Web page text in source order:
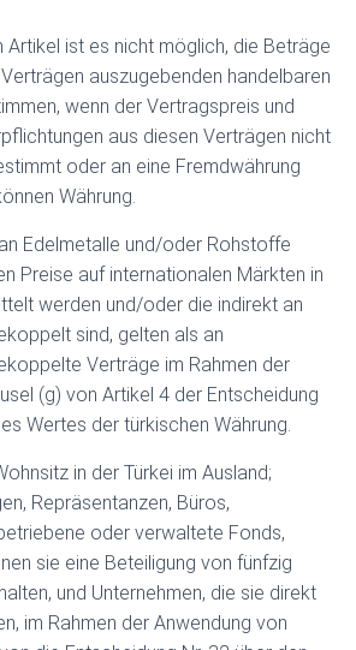
Artikel ist es nicht möglich, die Beträge
auszugebenden handelbaren
wenn der Vertragspreis und
aus diesen Verträgen nicht
oder an eine Fremdwährung
Währung.
Edelmetalle und/oder Rohstoffe
Preise auf internationalen Märkten in
werden und/oder die indirekt an
sind, gelten als an
Verträge im Rahmen der
(g) von Artikel 4 der Entscheidung
Wertes der türkischen Währung.
in der Türkei im Ausland;
Repräsentanzen, Büros,
oder verwaltete Fonds,
sie eine Beteiligung von fünfzig
und Unternehmen, die sie direkt
im Rahmen der Anwendung von